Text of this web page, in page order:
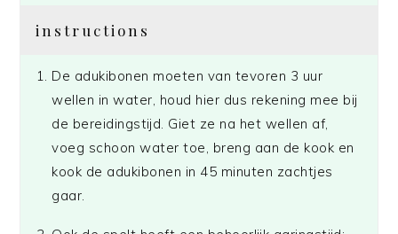
instructions
De adukibonen moeten van tevoren 3 uur
wellen in water, houd hier dus rekening mee bij
de bereidingstijd. Giet ze na het wellen af,
voeg schoon water toe, breng aan de kook en
kook de adukibonen in 45 minuten zachtjes
gaar.